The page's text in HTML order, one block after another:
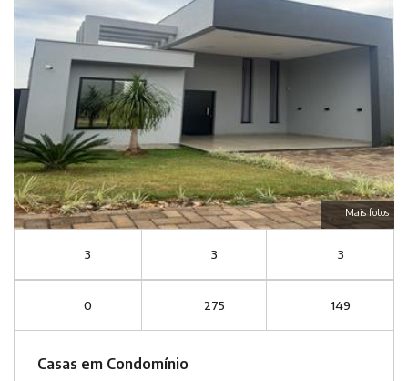
Mais fotos
3 3 3
0 275 149
Casas em Condomínio